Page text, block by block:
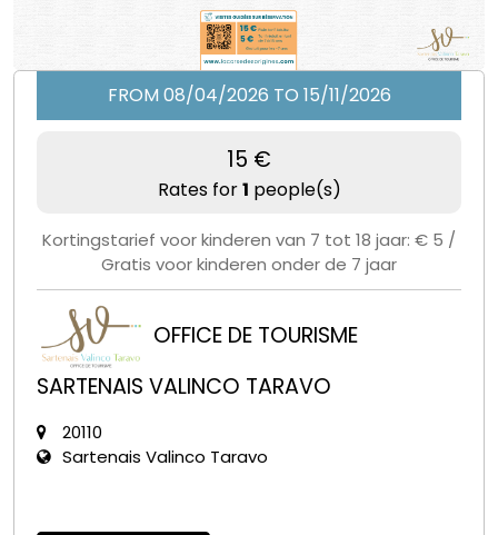
FROM 08/04/2026 TO 15/11/2026
15 €
Rates for1 people(s)
Kortingstarief voor kinderen van 7 tot 18 jaar: € 5 /
Gratis voor kinderen onder de 7 jaar
OFFICE DE TOURISME
SARTENAIS VALINCO TARAVO
20110
Sartenais Valinco Taravo